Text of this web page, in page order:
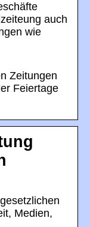
auch
wie
Zeitungen
Feiertage
Medien,